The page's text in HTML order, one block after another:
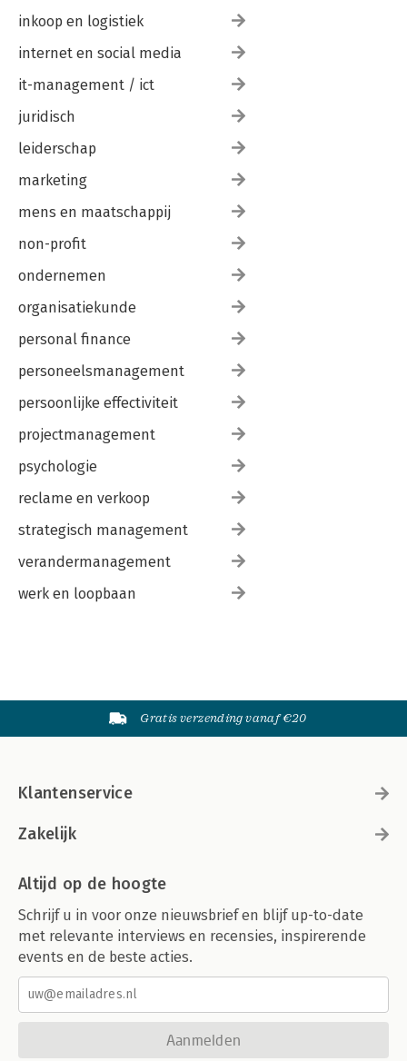
inkoop en logistiek
internet en social media
it-management / ict
juridisch
leiderschap
marketing
mens en maatschappij
non-profit
ondernemen
organisatiekunde
personal finance
personeelsmanagement
persoonlijke effectiviteit
projectmanagement
psychologie
reclame en verkoop
strategisch management
verandermanagement
werk en loopbaan
Gratis verzending vanaf €20
Klantenservice
Zakelijk
Altijd op de hoogte
Schrijf u in voor onze nieuwsbrief en blijf up-to-date
met relevante interviews en recensies, inspirerende
events en de beste acties.
Aanmelden